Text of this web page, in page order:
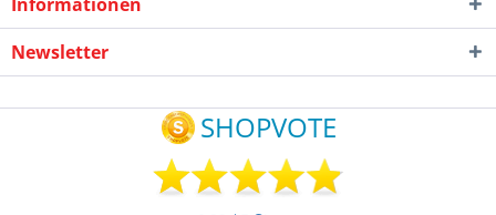
Newsletter